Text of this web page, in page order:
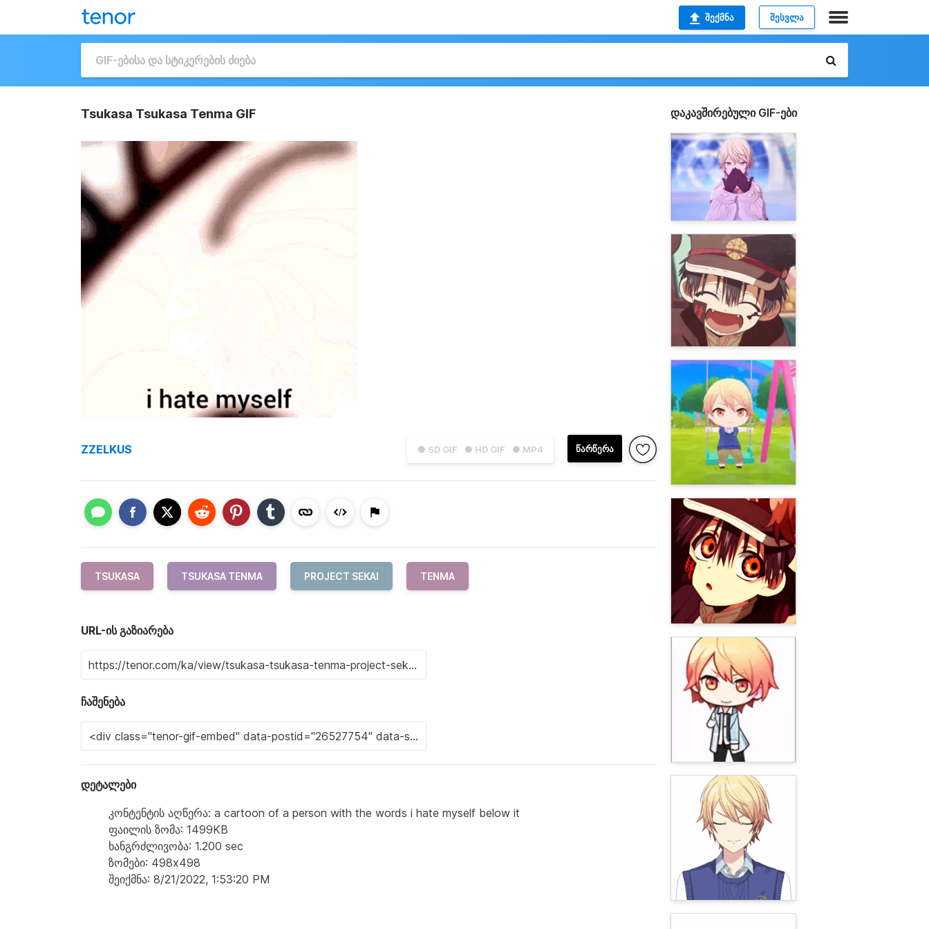
ᲨᲔᲥᲛᲜᲐ ᲨᲔᲡᲕᲚᲐ
Tsukasa Tsukasa Tenma GIF
● SD GIF ● HD GIF ● MP4 ᲬᲐᲠᲬᲔᲠᲐ
ZZELKUS
TSUKASA TSUKASA TENMA PROJECT SEKAI TENMA
URL-ის გაზიარება
ჩაშენება
დეტალები
კონტენტის აღწერა: a cartoon of a person with the words i hate myself below it
ფაილის ზომა: 1499KB
ხანგრძლივობა: 1.200 sec
ზომები: 498x498
შეიქმნა: 8/21/2022, 1:53:20 PM
დაკავშირებული GIF-ები